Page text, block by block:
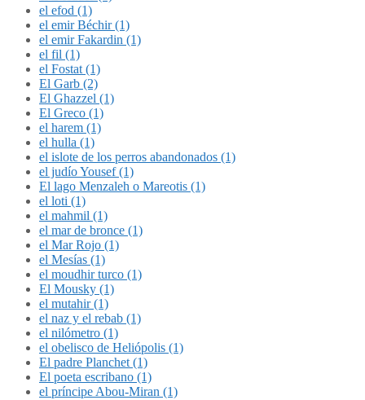
el efod (1)
el emir Béchir (1)
el emir Fakardin (1)
el fil (1)
el Fostat (1)
El Garb (2)
El Ghazzel (1)
El Greco (1)
el harem (1)
el hulla (1)
el islote de los perros abandonados (1)
el judío Yousef (1)
El lago Menzaleh o Mareotis (1)
el loti (1)
el mahmil (1)
el mar de bronce (1)
el Mar Rojo (1)
el Mesías (1)
el moudhir turco (1)
El Mousky (1)
el mutahir (1)
el naz y el rebab (1)
el nilómetro (1)
el obelisco de Heliópolis (1)
El padre Planchet (1)
El poeta escribano (1)
el príncipe Abou-Miran (1)